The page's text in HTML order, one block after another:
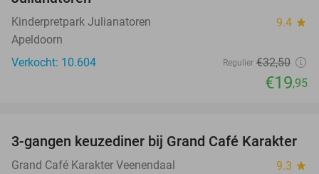
Kinderpretpark Julianatoren 9.4 star
Apeldoorn
Verkocht: 10.604
Regulier €32,50
€19,95
43%
3-gangen keuzediner bij Grand Café Karakter
Grand Café Karakter Veenendaal 9.3 star